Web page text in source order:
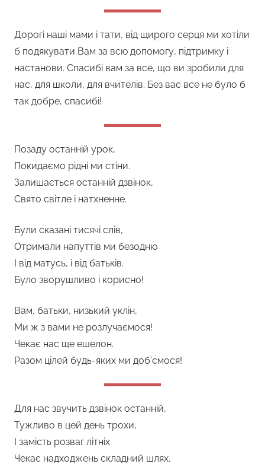
Дорогі наші мами і тати, від щирого серця ми хотіли
б подякувати Вам за всю допомогу, підтримку і
настанови. Спасибі вам за все, що ви зробили для
нас, для школи, для вчителів. Без вас все не було б
так добре, спасибі!
Позаду останній урок,
Покидаємо рідні ми стіни.
Залишається останній дзвінок,
Свято світле і натхненне.
Були сказані тисячі слів,
Отримали напуттів ми безодню
І від матусь, і від батьків.
Було зворушливо і корисно!
Вам, батьки, низький уклін,
Ми ж з вами не розлучаємося!
Чекає нас ще ешелон.
Разом цілей будь-яких ми доб’ємося!
Для нас звучить дзвінок останній,
Тужливо в цей день трохи,
І замість розваг літніх
Чекає надходжень складний шлях.